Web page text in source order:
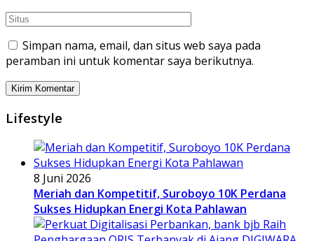
Simpan nama, email, dan situs web saya pada
peramban ini untuk komentar saya berikutnya.
Lifestyle
8 Juni 2026
Meriah dan Kompetitif, Suroboyo 10K Perdana
Sukses Hidupkan Energi Kota Pahlawan